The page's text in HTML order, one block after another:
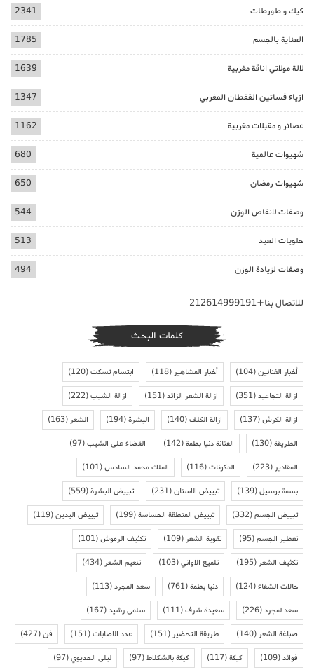
كيك و طورطات 2341
العناية بالجسم 1785
لالة مولاتي اناقة مغربية 1639
ازياء فساتين القفطان المغربي 1347
عصائر و مقبلات مغربية 1162
شهيوات عالمية 680
شهيوات رمضان 650
وصفات لانقاص الوزن 544
حلويات العيد 513
وصفات لزيادة الوزن 494
للاتصال بنا+212614999191
كلمات البحث
أخبار الفنانين(104) أخبار المشاهير(118) ابتسام تسكت(120)
ازالة التجاعيد(351) ازالة الشعر الزائد(151) ازالة الشيب(222)
ازالة الكرش(137) ازالة الكلف(140) البشرة(194) الشعر(163)
الطريقة(130) الفنانة دنيا بطمة(142) القضاء على الشيب(97)
المقادير(223) المكونات(116) الملك محمد السادس(101)
بسمة بوسيل(139) تبييض الاسنان(231) تبييض البشرة(559)
تبييض الجسم(332) تبييض المنطقة الحساسة(199) تبييض اليدين(119)
تعطير الجسم(95) تقوية الشعر(109) تكثيف الرموش(101)
تكثيف الشعر(195) تلميع الاواني(103) تنعيم الشعر(434)
حالات الشفاء(124) دنيا بطمة(761) سعد المجرد(113)
سعد لمجرد(226) سعيدة شرف(111) سلمى رشيد(167)
صباغة الشعر(140) طريقة التحضير(151) عدد الاصابات(151) فن(427)
فوائد(109) كيكة(117) كيكة بالشكلاط(97) ليلى الحديوي(97)